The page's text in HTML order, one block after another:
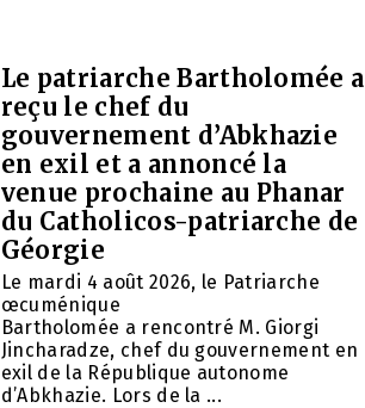
Le patriarche Bartholomée a
reçu le chef du
gouvernement d’Abkhazie
en exil et a annoncé la
venue prochaine au Phanar
du Catholicos-patriarche de
Géorgie
Le mardi 4 août 2026, le Patriarche
œcuménique
Bartholomée a rencontré M. Giorgi
Jincharadze, chef du gouvernement en
exil de la République autonome
d’Abkhazie. Lors de la ...